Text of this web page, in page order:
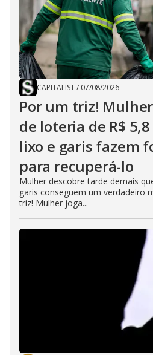
CAPITALIST/ 07/08/2026
Por um triz!
de loteria de R$
lixo e garis fazem
para recuperá-lo
Mulher descobre tarde demais
garis conseguem um verdadeiro
triz! Mulher joga...